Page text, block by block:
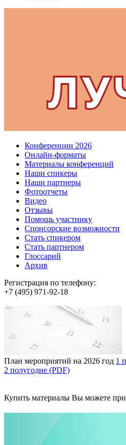
Конференции 2026
Онлайн-форматы
Материалы конференций
Наши спикеры
Наши партнеры
Фотоотчеты
Видео
Отзывы
Помощь участнику
Спонсорские возможности
Стать спикером
Стать партнером
Глоссарий
Архив
Регистрация по телефону:
+7 (495) 971-92-18
План мероприятий на 2026 год 1
2 полугодие (PDF)
Купить материалы Вы можете